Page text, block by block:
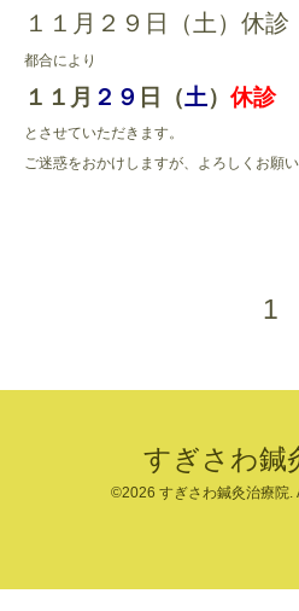
１１月２９日（土）休診
都合により
１１月 ２９ 日（土） 休診
とさせていただきます。
ご迷惑をおかけしますが、よろしくお願い
1
すぎさわ鍼
©2026 すぎさわ鍼灸治療院.